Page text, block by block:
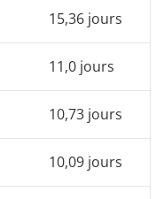
15,36 jours
11,0 jours
10,73 jours
10,09 jours